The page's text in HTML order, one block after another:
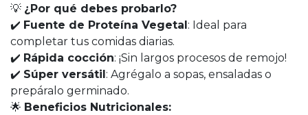
💡 ¿Por qué debes probarlo?
✔️ Fuente de Proteína Vegetal : Ideal para
completar tus comidas diarias.
✔️ Rápida cocción: ¡Sin largos procesos de remojo!
✔️ Súper versátil : Agrégalo a sopas, ensaladas o
prepáralo germinado.
🌟 Beneficios Nutricionales: